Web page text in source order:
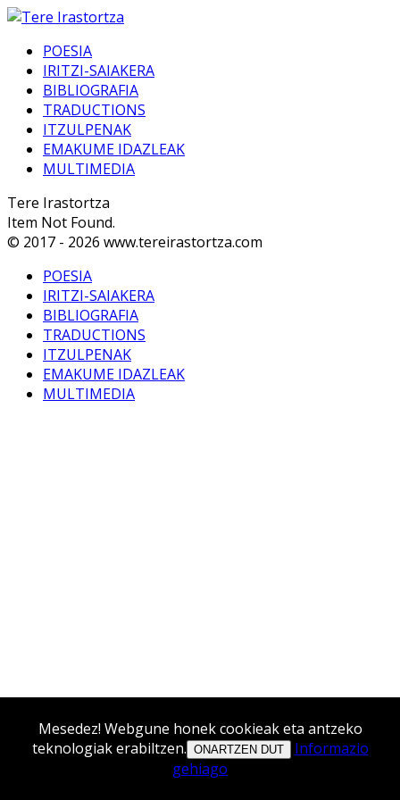
POESIA
IRITZI-SAIAKERA
BIBLIOGRAFIA
TRADUCTIONS
ITZULPENAK
EMAKUME IDAZLEAK
MULTIMEDIA
Tere Irastortza
Item Not Found.
© 2017 - 2026 www.tereirastortza.com
POESIA
IRITZI-SAIAKERA
BIBLIOGRAFIA
TRADUCTIONS
ITZULPENAK
EMAKUME IDAZLEAK
MULTIMEDIA
Mesedez! Webgune honek cookieak eta antzeko
teknologiak erabiltzen. ONARTZEN DUT
Informazio
gehiago